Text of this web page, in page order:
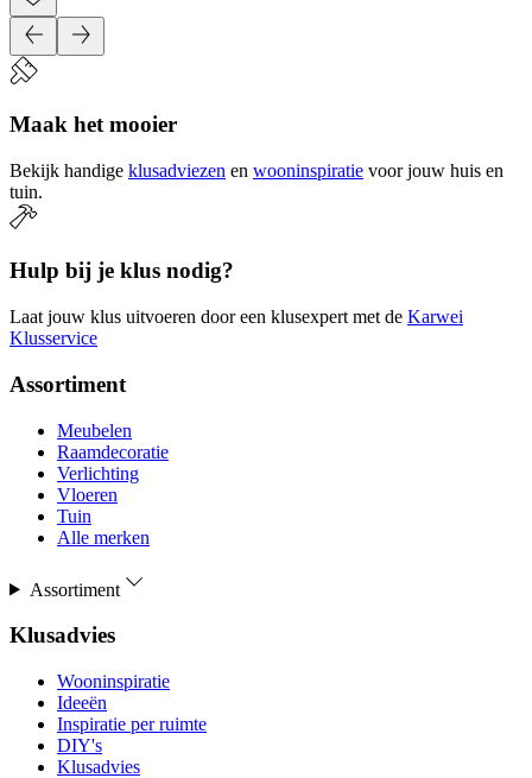
Maak het mooier
Bekijk handige klusadviezen en wooninspiratie voor jouw huis en
tuin.
Hulp bij je klus nodig?
Laat jouw klus uitvoeren door een klusexpert met de Karwei
Klusservice
Assortiment
Meubelen
Raamdecoratie
Verlichting
Vloeren
Tuin
Alle merken
Assortiment
Klusadvies
Wooninspiratie
Ideeën
Inspiratie per ruimte
DIY's
Klusadvies